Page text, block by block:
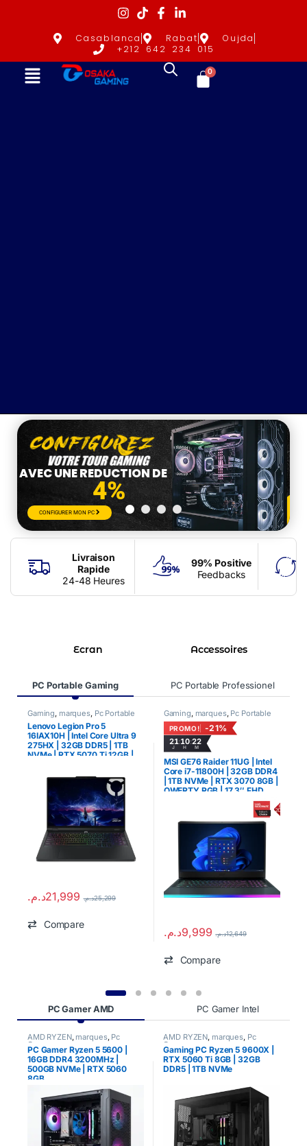
Casablanca Rabat
Oujda
+212 642 234 015
0
test
4%
AVEC UNE REDUCTION DE
CONFIGURER MON PC
Livraison
Rapide
24-48 Heures
99% Positive
Feedbacks
Ecran Accessoires
Product Carousel Tabs
PC Portable Gaming PC Portable Professionel
Gaming, marques, Pc Portable
Lenovo Legion Pro 5
16IAX10H | Intel Core Ultra 9
275HX | 32GB DDR5 | 1TB
NVMe | RTX 5070 Ti 12GB |
21,999د.م. 25,299د.م.
Compare
Gaming, marques, Pc Portable
PROMO! -21%
21
J
:10
H
:22
M
MSI GE76 Raider 11UG | Intel
Core i7-11800H | 32GB DDR4
| 1TB NVMe | RTX 3070 8GB |
QWERTY RGB | 17.3″ FHD
9,999د.م. 12,649د.م.
Compare
Product Carousel Tabs
PC Gamer AMD PC Gamer Intel
AMD RYZEN, marques, Pc
Gamer
PC Gamer Ryzen 5 5600 |
16GB DDR4 3200MHz |
500GB NVMe | RTX 5060
8GB
AMD RYZEN, marques, Pc
Gamer
Gaming PC Ryzen 5 9600X |
RTX 5060 Ti 8GB | 32GB
DDR5 | 1TB NVMe